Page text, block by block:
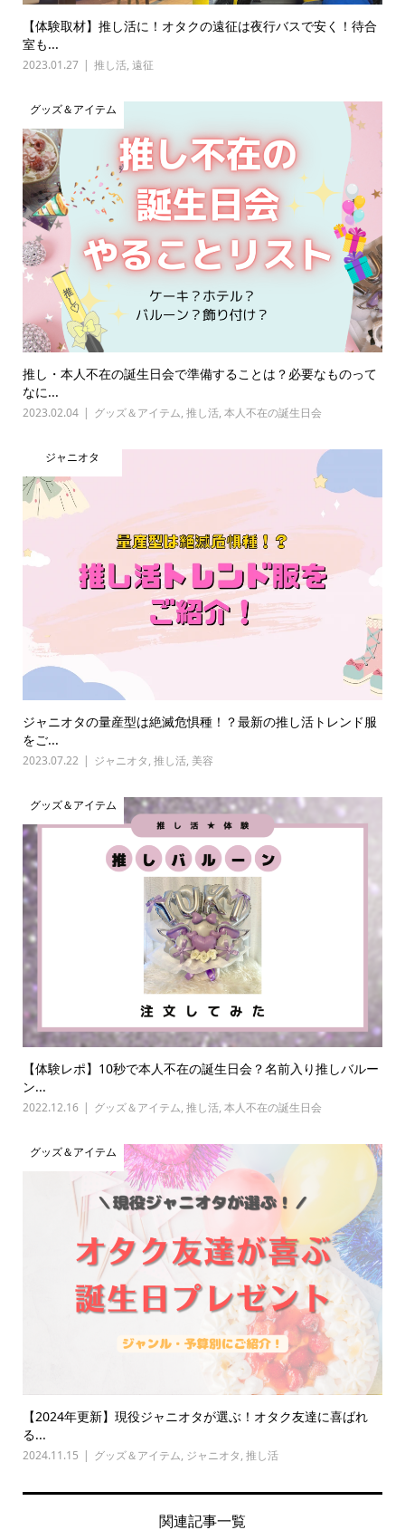
【体験取材】推し活に！オタクの遠征は夜行バスで安く！待合
室も...
2023.01.27 推し活, 遠征
グッズ＆アイテム
推し・本人不在の誕生日会で準備することは？必要なものって
なに...
2023.02.04 グッズ＆アイテム, 推し活, 本人不在の誕生日会
ジャニオタ
ジャニオタの量産型は絶滅危惧種！？最新の推し活トレンド服
をご...
2023.07.22 ジャニオタ, 推し活, 美容
グッズ＆アイテム
【体験レポ】10秒で本人不在の誕生日会？名前入り推しバルー
ン...
2022.12.16 グッズ＆アイテム, 推し活, 本人不在の誕生日会
グッズ＆アイテム
【2024年更新】現役ジャニオタが選ぶ！オタク友達に喜ばれ
る...
2024.11.15 グッズ＆アイテム, ジャニオタ, 推し活
関連記事一覧